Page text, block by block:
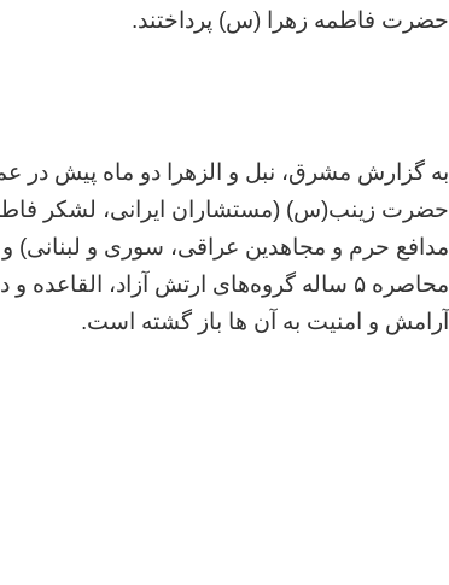
حضرت فاطمه زهرا (س) پرداختند.
به گزارش مشرق، نبل و الزهرا دو ماه پیش در
حضرت زینب(س) (مستشاران ایرانی، لشکر
مدافع حرم و مجاهدین عراقی، سوری و لبنانی)
محاصره ۵ ساله گروه‌های ارتش آزاد،
آرامش و امنیت به آن ها باز گشته است.